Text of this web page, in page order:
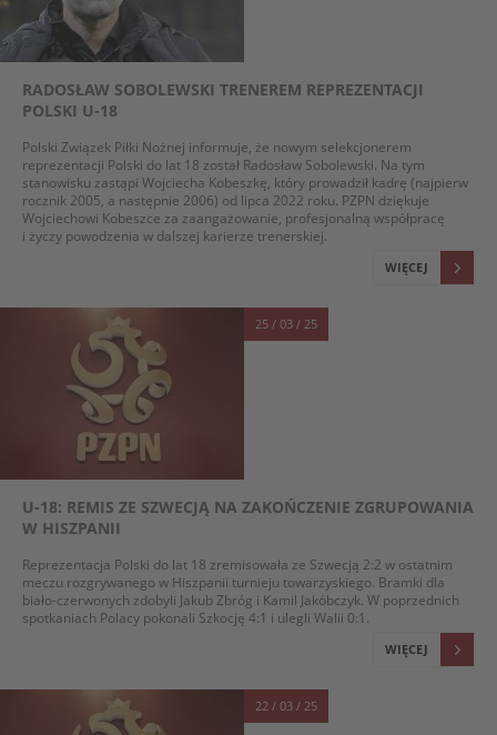
RADOSŁAW SOBOLEWSKI TRENEREM REPREZENTACJI
POLSKI U-18
Polski Związek Piłki Nożnej informuje, że nowym selekcjonerem
reprezentacji Polski do lat 18 został Radosław Sobolewski. Na tym
stanowisku zastąpi Wojciecha Kobeszkę, który prowadził kadrę (najpierw
rocznik 2005, a następnie 2006) od lipca 2022 roku. PZPN dziękuje
Wojciechowi Kobeszce za zaangażowanie, profesjonalną współpracę
i życzy powodzenia w dalszej karierze trenerskiej.
WIĘCEJ
25 / 03 / 25
U-18: REMIS ZE SZWECJĄ NA ZAKOŃCZENIE ZGRUPOWANIA
W HISZPANII
Reprezentacja Polski do lat 18 zremisowała ze Szwecją 2:2 w ostatnim
meczu rozgrywanego w Hiszpanii turnieju towarzyskiego. Bramki dla
biało-czerwonych zdobyli Jakub Zbróg i Kamil Jakóbczyk. W poprzednich
spotkaniach Polacy pokonali Szkocję 4:1 i ulegli Walii 0:1.
WIĘCEJ
22 / 03 / 25